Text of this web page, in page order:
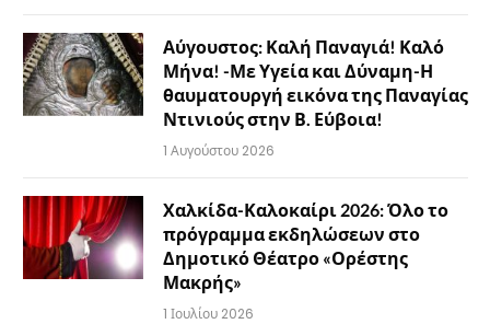
Αύγουστος: Καλή Παναγιά! Καλό
Μήνα! -Με Υγεία και Δύναμη-Η
θαυματουργή εικόνα της Παναγίας
Ντινιούς στην Β. Εύβοια!
1 Αυγούστου 2026
Χαλκίδα-Καλοκαίρι 2026: Όλο το
πρόγραμμα εκδηλώσεων στο
Δημοτικό Θέατρο «Ορέστης
Μακρής»
1 Ιουλίου 2026